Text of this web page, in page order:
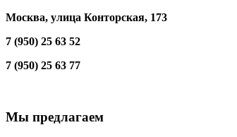
Москва, улица Конторская, 173
7 (950) 25 63 52
7 (950) 25 63 77
Мы предлагаем